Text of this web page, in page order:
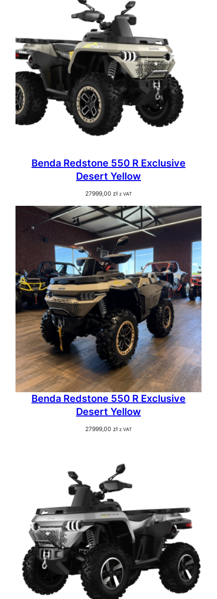
Benda Redstone 550 R Exclusive
Desert Yellow
27999,00 zł z VAT
Benda Redstone 550 R Exclusive
Desert Yellow
27999,00 zł z VAT